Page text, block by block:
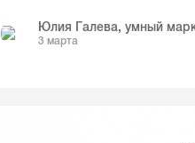
Юлия Галева, умный
3 марта